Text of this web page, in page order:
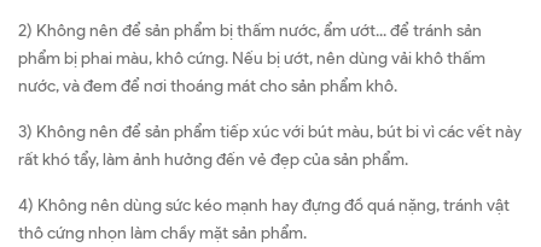
2) Không nên để sản phẩm bị thấm nước, ẩm ướt... để tránh sản
phẩm bị phai màu, khô cứng. Nếu bị ướt, nên dùng vải khô thấm
nước, và đem để nơi thoáng mát cho sản phẩm khô.
3) Không nên để sản phẩm tiếp xúc với bút màu, bút bi vì các vết này
rất khó tẩy, làm ảnh hưởng đến vẻ đẹp của sản phẩm.
4) Không nên dùng sức kéo mạnh hay đựng đồ quá nặng, tránh vật
thô cứng nhọn làm chầy mặt sản phẩm.